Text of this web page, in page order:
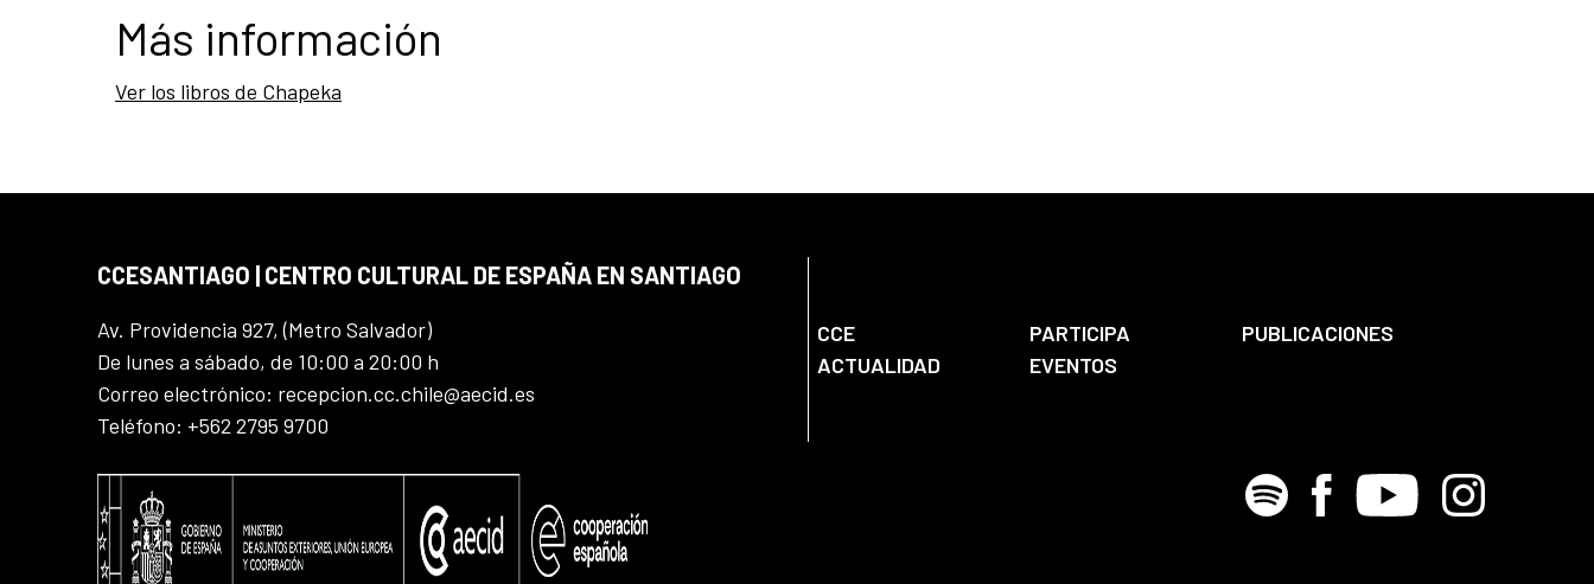
Más información
Ver los libros de Chapeka
CCESANTIAGO | CENTRO CULTURAL DE ESPAÑA EN SANTIAGO
Av. Providencia 927, (Metro Salvador)
De lunes a sábado, de 10:00 a 20:00 h
Correo electrónico: recepcion.cc.chile@aecid.es
Teléfono: +562 2795 9700
CCE PARTICIPA
PUBLICACIONES
ACTUALIDAD
EVENTOS
Spotify Facebook
Youtube Instagram